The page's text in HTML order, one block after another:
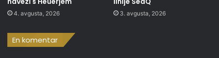
4. avgusta, 2026 3. avgusta, 2026
En komentar